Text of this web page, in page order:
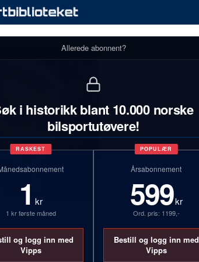
Sollie
med
Allerede abonnent?
i historikk blant 10.000 norske
bilsportutøvere!
RASKEST
1 kr
1 kr første måned
og logg inn med
Vipps
POPULÆR
Årsabonnement
599kr
Ord. pris: 1199,-
Bestill og logg inn med
Vipps